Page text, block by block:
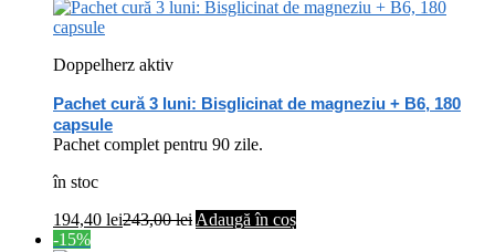
Doppelherz aktiv
Pachet cură 3 luni: Bisglicinat de magneziu + B6, 180
capsule
Pachet complet pentru 90 zile.
în stoc
194,40 lei243,00lei Adaugă în coș
-15%